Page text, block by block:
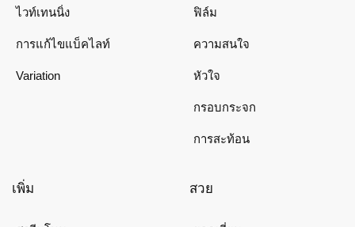
ไวท์เทนนิ่ง
การแก้ไขแบ็คไลท์
Variation
ฟิล์ม
ความสนใจ
หัวใจ
กรอบกระจก
การสะท้อน
เพิ่ม สวย